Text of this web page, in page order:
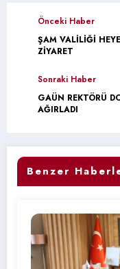
Önceki Haber
ŞAM VALİLİĞİ
ZİYARET
Sonraki Haber
GAÜN REKTÖRÜ
AĞIRLADI
Benzer